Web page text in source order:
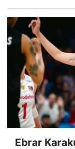
Ebrar